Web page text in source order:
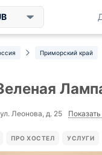
Приморский край
Леонова, д. 25
ПРО ХОСТЕЛ УСЛУГИ